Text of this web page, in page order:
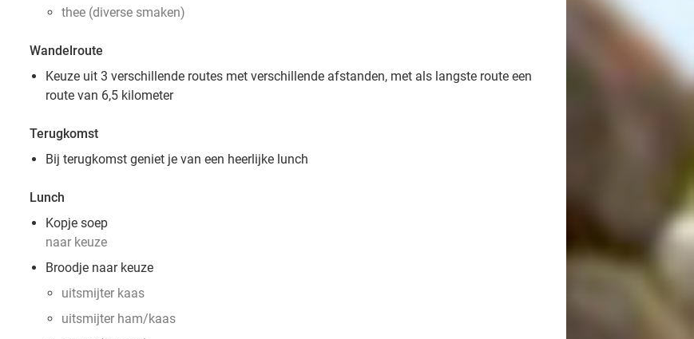
thee (diverse smaken)
Wandelroute
Keuze uit 3 verschillende routes met verschillende afstanden, met als langste route een
route van 6,5 kilometer
Terugkomst
Bij terugkomst geniet je van een heerlijke lunch
Lunch
Kopje soep
naar keuze
Broodje naar keuze
uitsmijter kaas
uitsmijter ham/kaas